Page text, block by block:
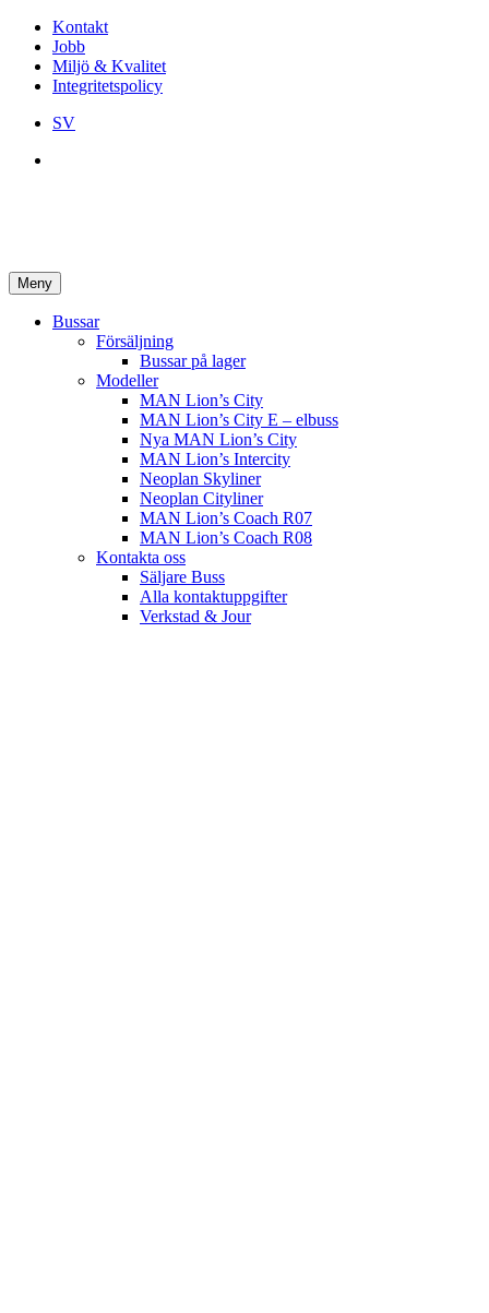
Kontakt
Jobb
Miljö & Kvalitet
Integritetspolicy
SV
Meny
Bussar
Försäljning
Bussar på lager
Modeller
MAN Lion’s City
MAN Lion’s City E – elbuss
Nya MAN Lion’s City
MAN Lion’s Intercity
Neoplan Skyliner
Neoplan Cityliner
MAN Lion’s Coach R07
MAN Lion’s Coach R08
Kontakta oss
Säljare Buss
Alla kontaktuppgifter
Verkstad & Jour